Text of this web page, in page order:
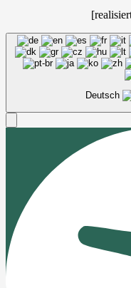
Deutsch